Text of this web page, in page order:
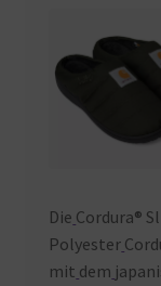
Die Cordura®
Polyester
mit dem